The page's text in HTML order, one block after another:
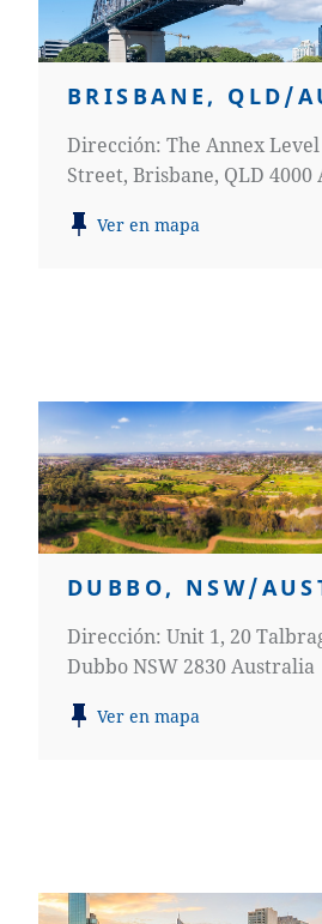
BRISBANE, QLD/
Dirección: The Annex
Street, Brisbane, QLD
Ver en mapa
DUBBO, NSW/
Dirección: Unit 1, 20
Dubbo NSW 2830 Australia
Ver en mapa